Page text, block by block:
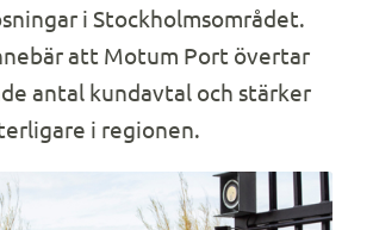
i Stockholmsområdet.
att Motum Port övertar
antal kundavtal och stärker
i regionen.